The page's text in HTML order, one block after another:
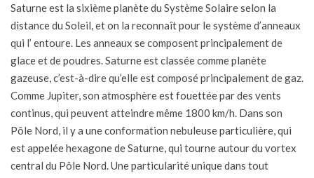
25
Saturne est la sixième planète du Système Solaire selon la
distance du Soleil, et on la reconnaît pour le système d’anneaux
qui l’ entoure. Les anneaux se composent principalement de
glace et de poudres. Saturne est classée comme planète
gazeuse, c’est-à-dire qu’elle est composé principalement de gaz.
Comme Jupiter, son atmosphère est fouettée par des vents
continus, qui peuvent atteindre même 1800 km/h. Dans son
Pôle Nord, il y a une conformation nebuleuse particulière, qui
est appelée hexagone de Saturne, qui tourne autour du vortex
central du Pôle Nord. Une particularité unique dans tout